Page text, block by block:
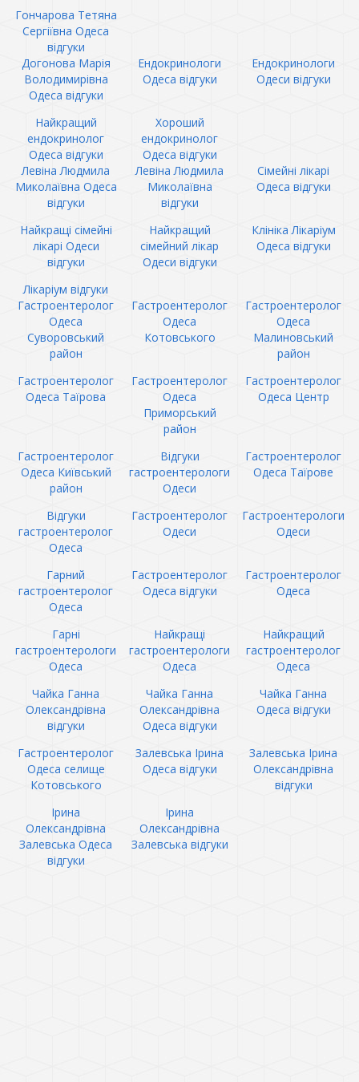
Гончарова Тетяна
Сергіївна Одеса
відгуки
Догонова Марія
Володимирівна
Одеса відгуки
Ендокринологи
Одеса відгуки
Ендокринологи
Одеси відгуки
Найкращий
ендокринолог
Одеса відгуки
Хороший
ендокринолог
Одеса відгуки
Левіна Людмила
Миколаївна Одеса
відгуки
Левіна Людмила
Миколаївна
відгуки
Сімейні лікарі
Одеса відгуки
Найкращі сімейні
лікарі Одеси
відгуки
Найкращий
сімейний лікар
Одеси відгуки
Клініка Лікаріум
Одеса відгуки
Лікаріум відгуки
Гастроентеролог
Одеса
Суворовський
район
Гастроентеролог
Одеса
Котовського
Гастроентеролог
Одеса
Малиновський
район
Гастроентеролог
Одеса Таїрова
Гастроентеролог
Одеса
Приморський
район
Гастроентеролог
Одеса Центр
Гастроентеролог
Одеса Київський
район
Відгуки
гастроентерологи
Одеси
Гастроентеролог
Одеса Таїрове
Відгуки
гастроентеролог
Одеса
Гастроентеролог
Одеси
Гастроентерологи
Одеси
Гарний
гастроентеролог
Одеса
Гастроентеролог
Одеса відгуки
Гастроентеролог
Одеса
Гарні
гастроентерологи
Одеса
Найкращі
гастроентерологи
Одеса
Найкращий
гастроентеролог
Одеса
Чайка Ганна
Олександрівна
відгуки
Чайка Ганна
Олександрівна
Одеса відгуки
Чайка Ганна
Одеса відгуки
Гастроентеролог
Одеса селище
Котовського
Залевська Ірина
Одеса відгуки
Залевська Ірина
Олександрівна
відгуки
Ірина
Олександрівна
Залевська Одеса
відгуки
Ірина
Олександрівна
Залевська відгуки